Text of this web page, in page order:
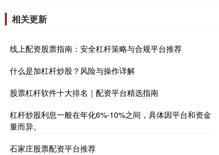
相关更新
线上配资股票指南：安全杠杆策略与合规平台推荐
什么是加杠杆炒股？风险与操作详解
股票杠杆软件十大排名｜配资平台精选指南
杠杆炒股利息一般在年化6%-10%之间，具体因平台和资金
量而异。
石家庄股票配资平台推荐